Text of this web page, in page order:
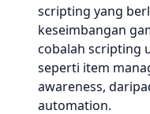
scripting yang
keseimbangan
cobalah scripting
seperti item
awareness,
automation.